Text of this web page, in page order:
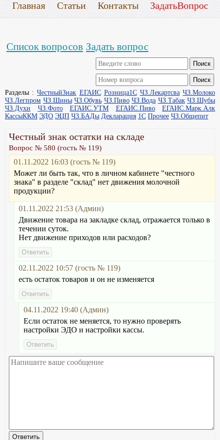
Главная Статьи Контакты ЗадатьВопрос
Список вопросов Задать вопрос
Разделы :ЧестныйЗнак ЕГАИС Розница1С ЧЗ.Лекартсва ЧЗ.Молоко
ЧЗ.Легпром ЧЗ.Шины ЧЗ.Обувь ЧЗ.Пиво ЧЗ.Вода ЧЗ.Табак ЧЗ.Шубы
ЧЗ.Духи
ЧЗ.Фото ЕГАИС.УТМ ЕГАИС.Пиво
ЕГАИС.Марк.Алк
КассыККМ ЭДО ЭЦП ЧЗ.БАДы Декларация 1С Прочее ЧЗ.Общепит
Честный знак остатки на складе
Вопрос № 580 (гость № 119)
01.11.2022 16:03 (гость № 119)
Может ли быть так, что в личном кабинете "честного
знака" в разделе "склад" нет движения молочной
продукции?
01.11.2022 21:53 (Админ)
Движение товара на закладке склад, отражается только в
течении суток.
Нет движение приходов или расходов?
02.11.2022 10:57 (гость № 119)
есть остаток товаров и он не изменяется
04.11.2022 19:40 (Админ)
Если остаток не меняется, то нужно проверять
настройки ЭДО и настройки кассы.